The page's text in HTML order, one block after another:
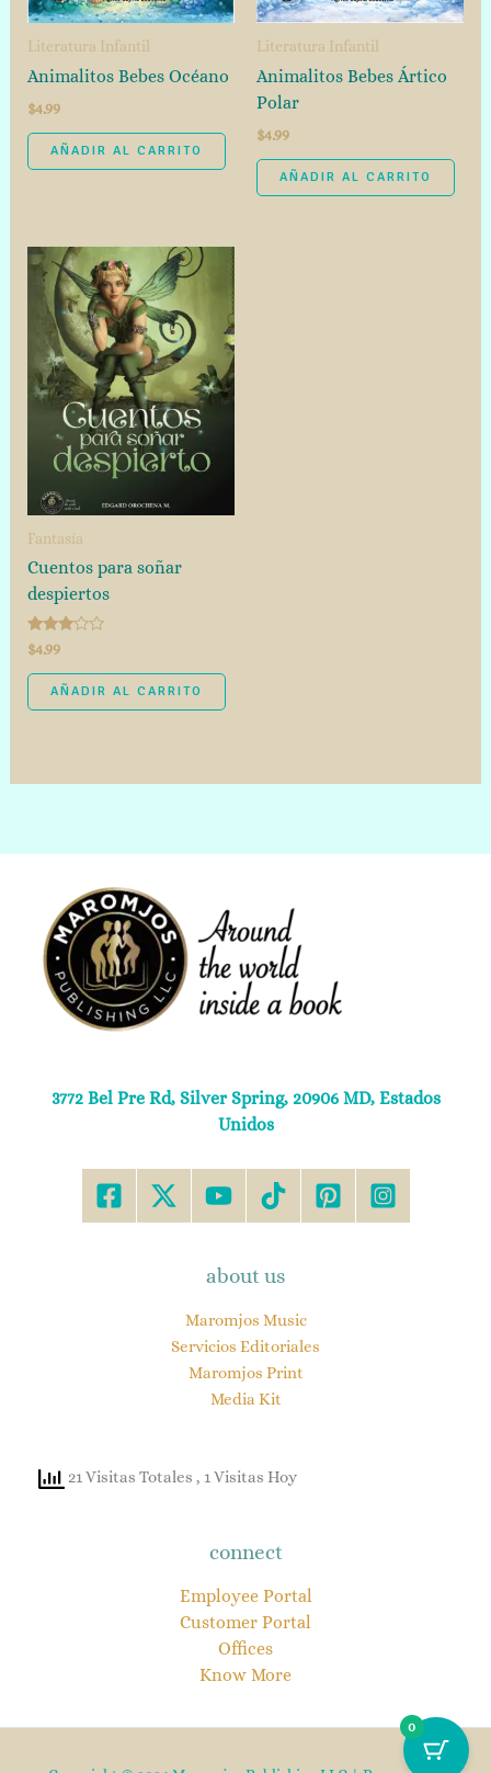
Literatura Infantil
Animalitos Bebes Océano
$4.99
AÑADIR AL CARRITO
Literatura Infantil
Animalitos Bebes Ártico
Polar
$4.99
AÑADIR AL CARRITO
Fantasía
Cuentos para soñar
despiertos
Valorado
con
3.00
de 5
$4.99
AÑADIR AL CARRITO
3772 Bel Pre Rd, Silver Spring, 20906 MD, Estados
Unidos
about us
Maromjos Music
Servicios Editoriales
Maromjos Print
Media Kit
21 Visitas Totales , 1 Visitas Hoy
connect
Employee Portal
Customer Portal
Offices
Know More
0